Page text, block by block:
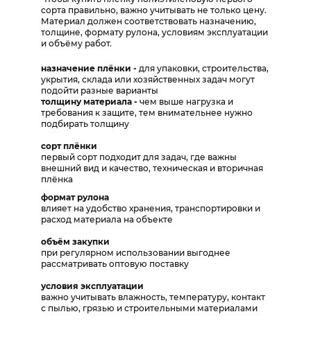
сорта правильно, важно учитывать не только цену.
Материал должен соответствовать назначению,
толщине, формату рулона, условиям эксплуатации
и объёму работ.
назначение плёнки - для упаковки, строительства,
укрытия, склада или хозяйственных задач могут
подойти разные варианты
толщину материала - чем выше нагрузка и
требования к защите, тем внимательнее нужно
подбирать толщину
сорт плёнки
первый сорт подходит для задач, где важны
внешний вид и качество, техническая и вторичная
плёнка
формат рулона
влияет на удобство хранения, транспортировки и
расход материала на объекте
объём закупки
при регулярном использовании выгоднее
рассматривать оптовую поставку
условия эксплуатации
важно учитывать влажность, температуру, контакт
с пылью, грязью и строительными материалами